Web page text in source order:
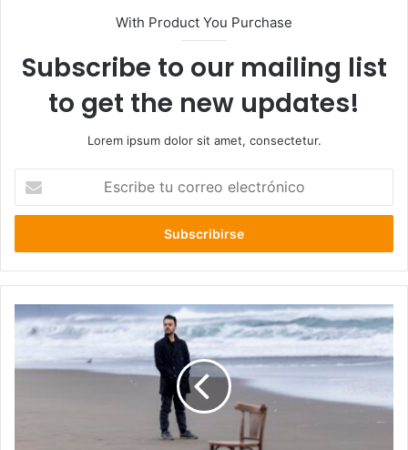
With Product You Purchase
Subscribe to our mailing list
to get the new updates!
Lorem ipsum dolor sit amet, consectetur.
correo
"Valdivia
Sensorial"
nueva